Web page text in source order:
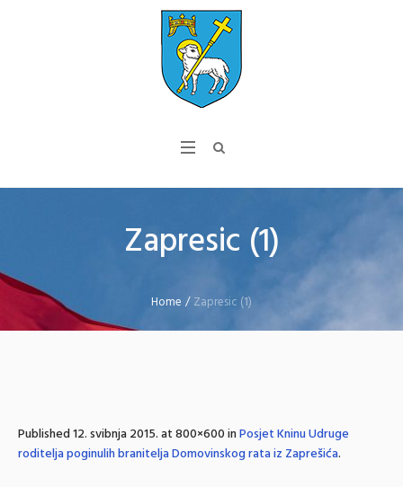
Zapresic (1)
Home /Zapresic (1)
Published12. svibnja 2015.at 800×600 inPosjet Kninu Udruge
roditelja poginulih branitelja Domovinskog rata iz Zaprešića.